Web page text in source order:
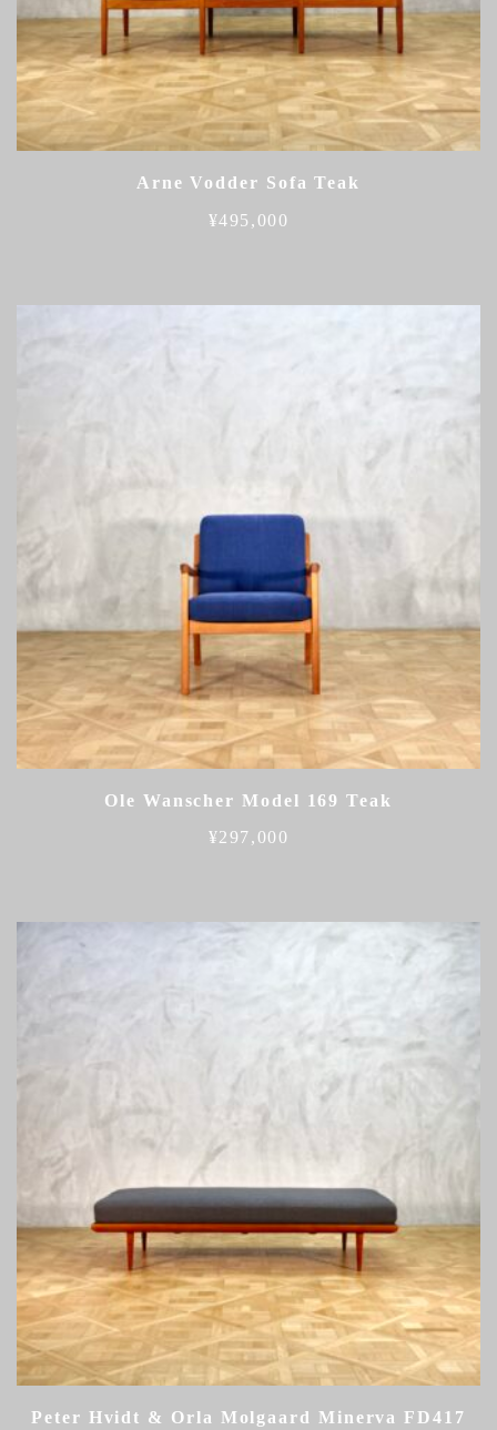
Arne Vodder Sofa Teak
¥495,000
Ole Wanscher Model 169 Teak
¥297,000
Peter Hvidt & Orla Molgaard Minerva FD417